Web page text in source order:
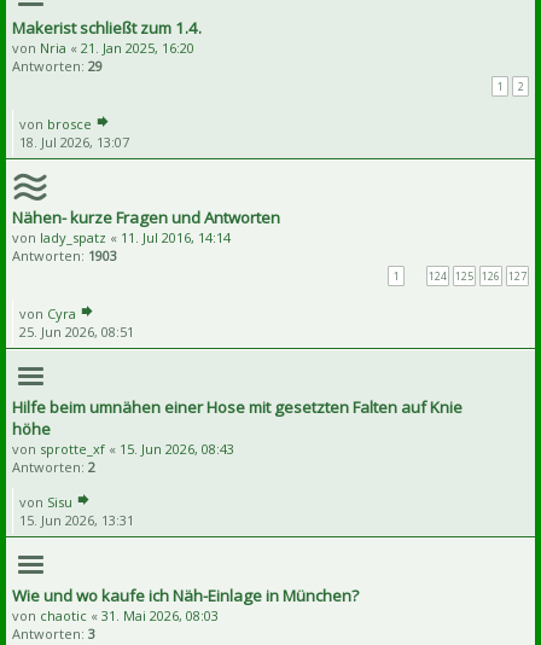
Makerist schließt zum 1.4.
von Nria « 21. Jan 2025, 16:20
Antworten: 29
1 2
von brosce
18. Jul 2026, 13:07
Nähen- kurze Fragen und Antworten
von lady_spatz « 11. Jul 2016, 14:14
Antworten: 1903
1 124 125 126 127
von Cyra
25. Jun 2026, 08:51
Hilfe beim umnähen einer Hose mit gesetzten Falten auf Knie
höhe
von sprotte_xf « 15. Jun 2026, 08:43
Antworten: 2
von Sisu
15. Jun 2026, 13:31
Wie und wo kaufe ich Näh-Einlage in München?
von chaotic « 31. Mai 2026, 08:03
Antworten: 3